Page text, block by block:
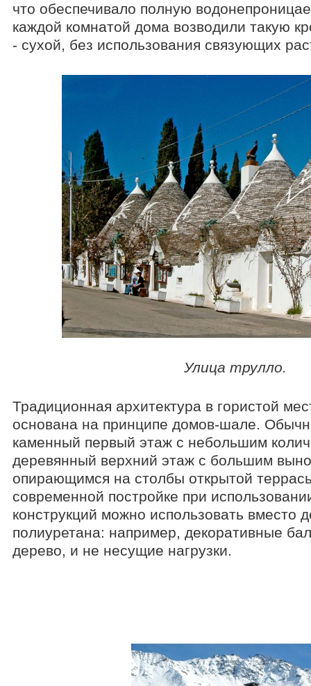
что обеспечивало полную
каждой комнатой дома возводили такую
- сухой, без использования связующих
Улица трулло.
Традиционная архитектура в гористой
основана на принципе домов-шале.
каменный первый этаж с небольшим
деревянный верхний этаж с большим
опирающимся на столбы открытой
современной постройке при
конструкций можно использовать вместо
полиуретана: например, декоративные
дерево, и не несущие нагрузки.